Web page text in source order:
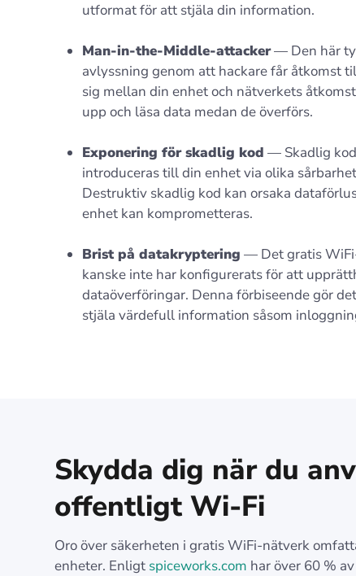
utformat för att stjäla din information.
Man-in-the-Middle-attacker— Den här
avlyssning genom att hackare får åtkomst
sig mellan din enhet och nätverkets
upp och läsa data medan de överförs.
Exponering för skadlig kod — Skadlig
introduceras till din enhet via olika
Destruktiv skadlig kod kan orsaka
enhet kan komprometteras.
Brist på datakryptering — Det gratis
kanske inte har konfigurerats för att
dataöverföringar. Denna förbiseende gör
stjäla värdefull information såsom
Skydda dig när du
offentligt Wi‑Fi
Oro över säkerheten i gratis WiFi-nätverk
enheter. Enligt spiceworks.com har över 60 %